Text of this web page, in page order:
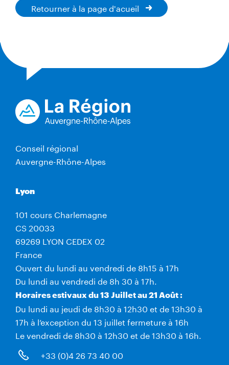
Retourner à la page d'acueil
Conseil régional
Auvergne-Rhône-Alpes
Lyon
101 cours Charlemagne
CS 20033
69269 LYON CEDEX 02
France
Ouvert du lundi au vendredi de 8h15 à 17h
Du lundi au vendredi de 8h 30 à 17h.
Horaires estivaux du 13 Juillet au 21 Août :
Du lundi au jeudi de 8h30 à 12h30 et de 13h30 à
17h à l’exception du 13 juillet fermeture à 16h
Le vendredi de 8h30 à 12h30 et de 13h30 à 16h.
+33 (0)4 26 73 40 00